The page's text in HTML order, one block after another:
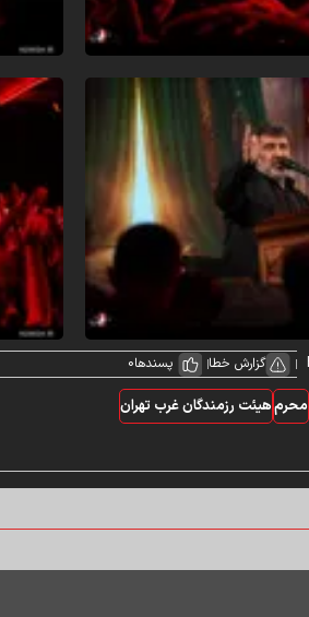
گزارش خطا پسندها0
محرمهیئت رزمندگان غرب تهران